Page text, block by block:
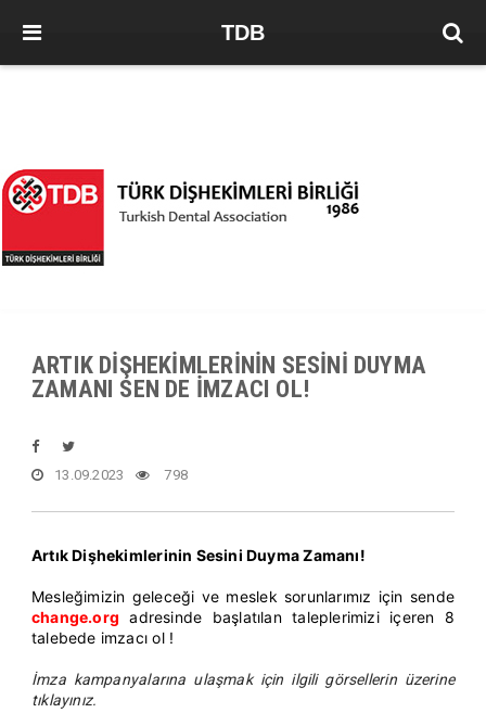
TDB
ARTIK DİŞHEKİMLERİNİN SESİNİ DUYMA
ZAMANI SEN DE İMZACI OL!
13.09.2023 798
Artık Dişhekimlerinin Sesini Duyma Zamanı!
Mesleğimizin geleceği ve meslek sorunlarımız için sende
change.org adresinde başlatılan taleplerimizi içeren 8
talebede imzacı ol !
İmza kampanyalarına ulaşmak için ilgili görsellerin üzerine
tıklayınız.